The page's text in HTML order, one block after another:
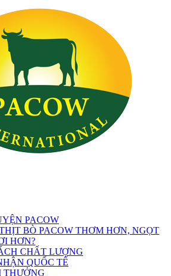
PACOW
BÒ PACOW THƠM HƠN, NGỌT
HƠN?
CHẤT LƯỢNG
QUỐC TẾ
THƯỞNG